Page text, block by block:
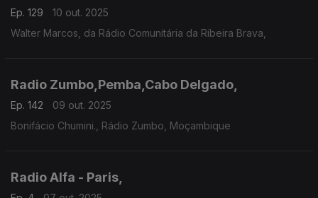
Ep. 129
10 out. 2025
Walter Marcos, da Rádio Comunitária da Ribeira Brava,
Radio Zumbo,Pemba,Cabo Delgado,
Ep. 142
09 out. 2025
Bonifácio Chumini., Rádio Zumbo, Moçambique
Radio Alfa - Paris,